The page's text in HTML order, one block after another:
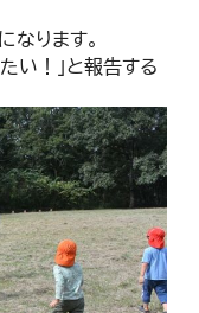
ります。
い！」と報告する